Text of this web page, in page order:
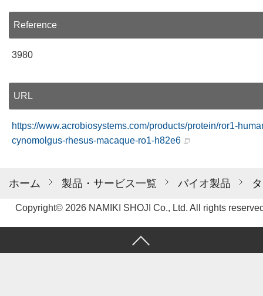
ホーム 製品・サービス一覧 バイオ製品
Reference
3980
URL
https://www.acrobiosystems.com/products/protein/ror1-
cynomolgus-rhesus-macaque-ro1-h82e6
Copyright© 2026 NAMIKI SHOJI Co., Ltd. All rights